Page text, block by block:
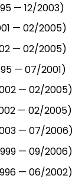
— 12/2003)
— 02/2005)
— 02/2005)
— 07/2001)
— 02/2005)
— 02/2005)
— 07/2006)
— 09/2006)
— 06/2002)